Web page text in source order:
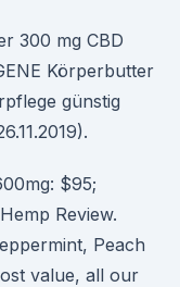
300 mg CBD
Körperbutter
günstig
$95;
Review.
Peach
value, all our